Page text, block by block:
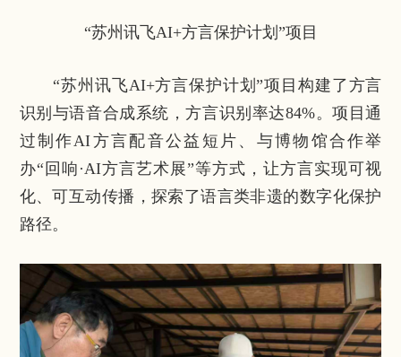
“苏州讯飞AI+方言保护计划”项目
“苏州讯飞AI+方言保护计划”项目构建了方言
识别与语音合成系统，方言识别率达84%。项目通
过制作AI方言配音公益短片、与博物馆合作举
办“回响·AI方言艺术展”等方式，让方言实现可视
化、可互动传播，探索了语言类非遗的数字化保护
路径。